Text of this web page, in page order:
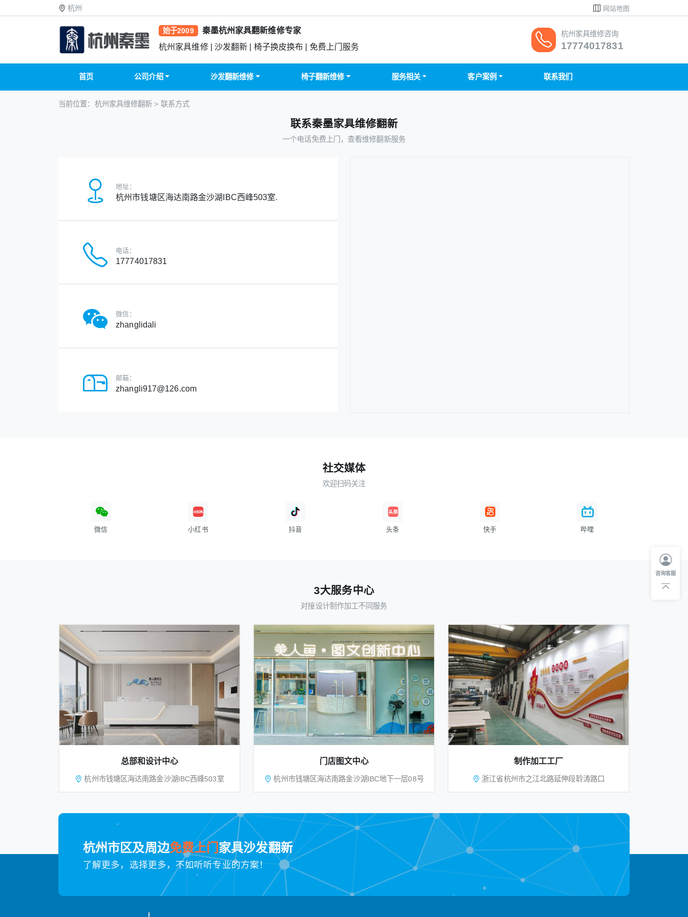
杭州 网站地图
始于2009
秦墨杭州家具翻新维修专家
杭州家具维修 | 沙发翻新 | 椅子换皮换布 | 免费上门服务
杭州家具维修咨询
17774017831
首页 公司介绍 沙发翻新维修 椅子翻新维修 服务相关 客户案例 联系我们
当前位置： 杭州家具维修翻新 > 联系方式
联系秦墨家具维修翻新
一个电话免费上门，查看维修翻新服务
地址：
杭州市钱塘区海达南路金沙湖IBC西峰503室.
电话：
17774017831
微信：
zhanglidali
邮箱：
zhangli917@126.com
社交媒体
欢迎扫码关注
微信 小红书 抖音 头条 快手 哔哩
3大服务中心
对接设计制作加工不同服务
总部和设计中心
杭州市钱塘区海达南路金沙湖IBC西峰503室
门店图文中心
杭州市钱塘区海达南路金沙湖IBC地下一层08号
制作加工工厂
浙江省杭州市之江北路延伸段聆涛路口
杭州市区及周边免费上门 家具沙发翻新
了解更多，选择更多，不如听听专业的方案！
咨询客服